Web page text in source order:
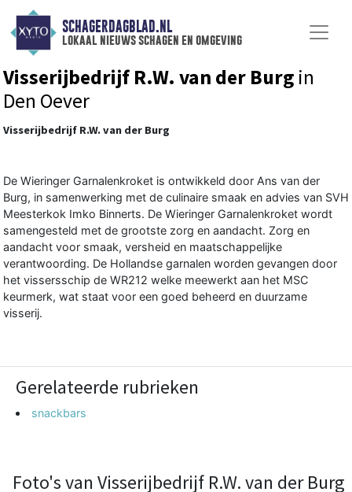
SCHAGERDAGBLAD.NL
lokaal nieuws schagen en omgeving
Visserijbedrijf R.W. van der Burg in
Den Oever
Visserijbedrijf R.W. van der Burg
De Wieringer Garnalenkroket is ontwikkeld door Ans van der
Burg, in samenwerking met de culinaire smaak en advies van SVH
Meesterkok Imko Binnerts. De Wieringer Garnalenkroket wordt
samengesteld met de grootste zorg en aandacht. Zorg en
aandacht voor smaak, versheid en maatschappelijke
verantwoording. De Hollandse garnalen worden gevangen door
het vissersschip de WR212 welke meewerkt aan het MSC
keurmerk, wat staat voor een goed beheerd en duurzame
visserij.
Gerelateerde rubrieken
snackbars
Foto's van Visserijbedrijf R.W. van der Burg